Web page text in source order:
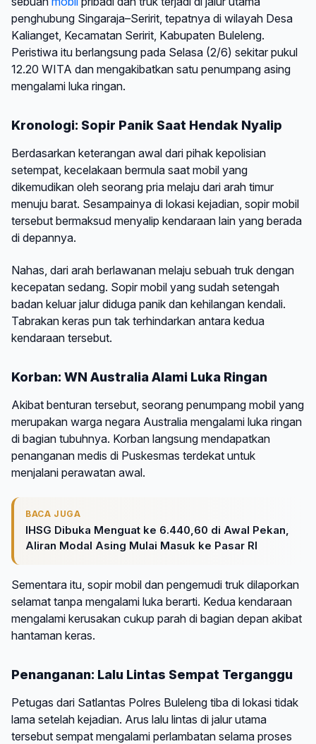
penghubung Singaraja–Seririt, tepatnya di wilayah Desa
Kalianget, Kecamatan Seririt, Kabupaten Buleleng.
Peristiwa itu berlangsung pada Selasa (2/6) sekitar pukul
12.20 WITA dan mengakibatkan satu penumpang asing
mengalami luka ringan.
Kronologi: Sopir Panik Saat Hendak Nyalip
Berdasarkan keterangan awal dari pihak kepolisian
setempat, kecelakaan bermula saat mobil yang
dikemudikan oleh seorang pria melaju dari arah timur
menuju barat. Sesampainya di lokasi kejadian, sopir mobil
tersebut bermaksud menyalip kendaraan lain yang berada
di depannya.
Nahas, dari arah berlawanan melaju sebuah truk dengan
kecepatan sedang. Sopir mobil yang sudah setengah
badan keluar jalur diduga panik dan kehilangan kendali.
Tabrakan keras pun tak terhindarkan antara kedua
kendaraan tersebut.
Korban: WN Australia Alami Luka Ringan
Akibat benturan tersebut, seorang penumpang mobil yang
merupakan warga negara Australia mengalami luka ringan
di bagian tubuhnya. Korban langsung mendapatkan
penanganan medis di Puskesmas terdekat untuk
menjalani perawatan awal.
BACA JUGA
IHSG Dibuka Menguat ke 6.440,60 di Awal Pekan,
Aliran Modal Asing Mulai Masuk ke Pasar RI
Sementara itu, sopir mobil dan pengemudi truk dilaporkan
selamat tanpa mengalami luka berarti. Kedua kendaraan
mengalami kerusakan cukup parah di bagian depan akibat
hantaman keras.
Penanganan: Lalu Lintas Sempat Terganggu
Petugas dari Satlantas Polres Buleleng tiba di lokasi tidak
lama setelah kejadian. Arus lalu lintas di jalur utama
tersebut sempat mengalami perlambatan selama proses